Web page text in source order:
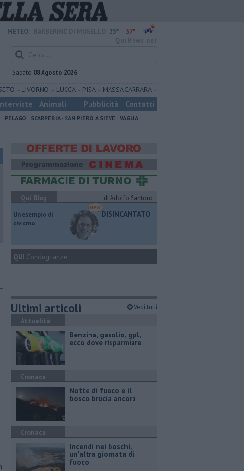
METEO: 25° 37°
Sabato 08 Agosto 2026
LIVORNO LUCCA PISA MASSA CARRARA
Animali Pubblicità Contatti
PELAGO SCARPERIA - SAN PIERO A SIEVE
VAGLIA
Qui Blog
di Adolfo Santoro
​Un esempio di
civismo
DISINCANTATO
QUI Condoglianze
Ultimi articoli Vedi tutti
Attualità
​Benzina, gasolio, gpl,
ecco dove risparmiare
Cronaca
Notte di fuoco e il
bosco brucia ancora
Cronaca
Incendi nei boschi,
un'altra giornata di
fuoco